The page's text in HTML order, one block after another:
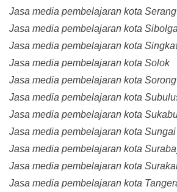
Jasa media pembelajaran kota Serang
Jasa media pembelajaran kota Sibolga
Jasa media pembelajaran kota
Jasa media pembelajaran kota Solok
Jasa media pembelajaran kota Sorong
Jasa media pembelajaran kota
Jasa media pembelajaran kota
Jasa media pembelajaran kota
Jasa media pembelajaran kota
Jasa media pembelajaran kota
Jasa media pembelajaran kota